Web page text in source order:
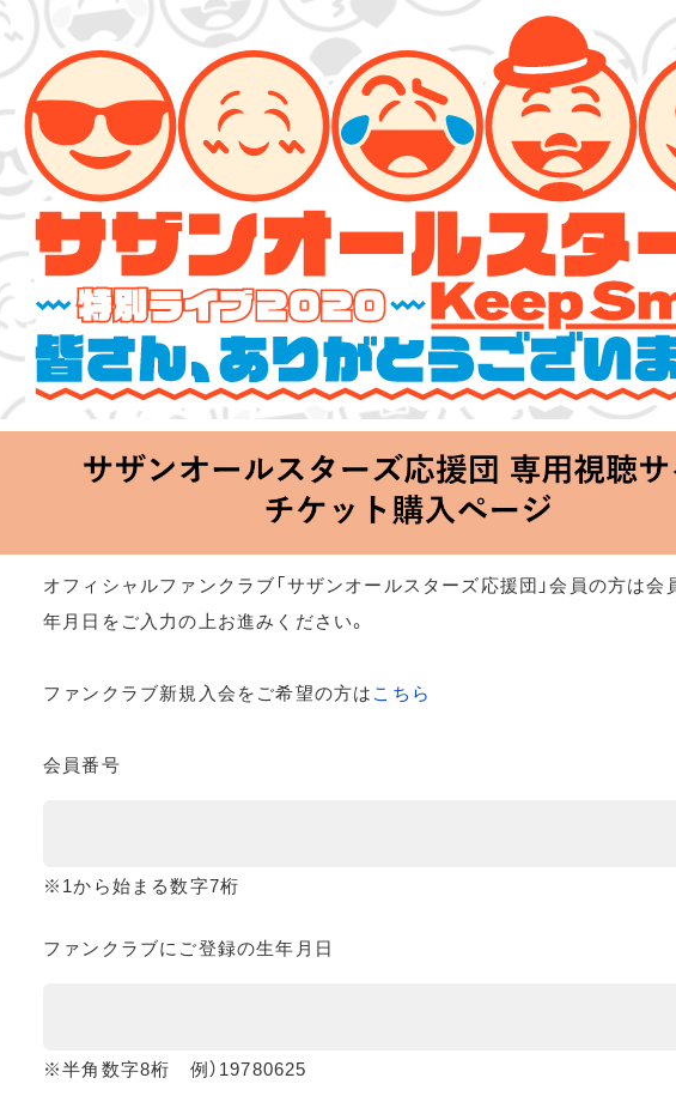
サザンオールスターズ 特別ライブ 2020
「Keep Smilin’～皆さん、ありがとうございます!!～」
2020.06.25 Thu 20:00 Start at 横浜アリーナ
オフィシャルファンクラブ「サザンオールスターズ応援団」会員の方は会
年月日をご入力の上お進みください。
ファンクラブ新規入会をご希望の方はこちら
会員番号
※1から始まる数字7桁
ファンクラブにご登録の生年月日
※半角数字8桁 例）19780625